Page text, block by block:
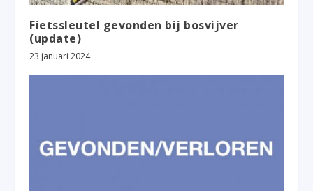
Fietssleutel gevonden bij bosvijver
(update)
23 januari 2024